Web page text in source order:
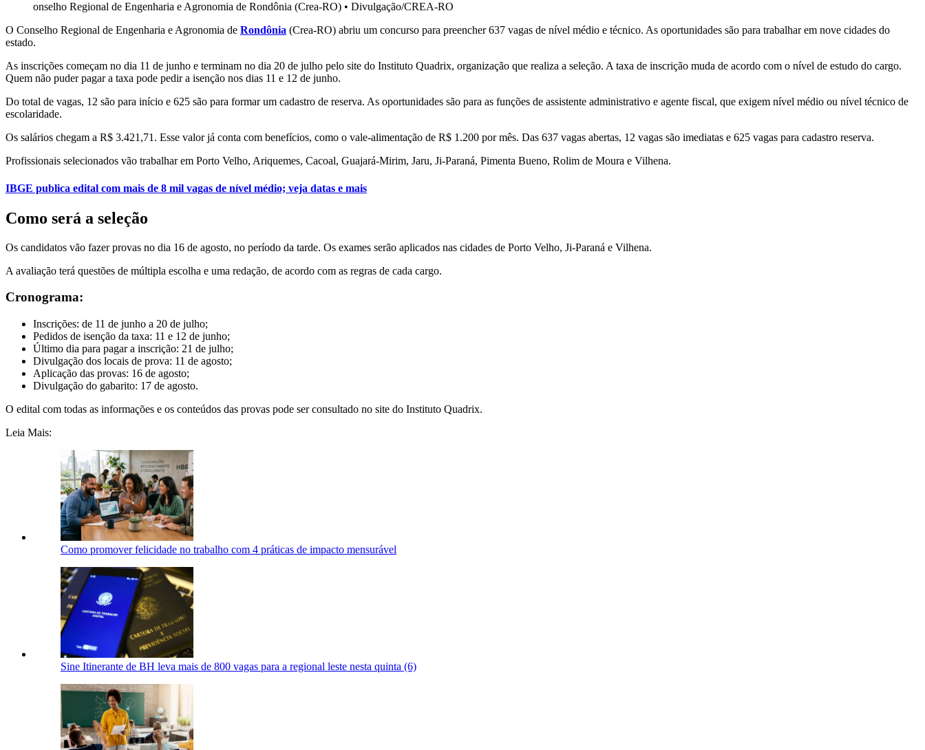
onselho Regional de Engenharia e Agronomia de Rondônia (Crea-RO) • Divulgação/CREA-RO
O Conselho Regional de Engenharia e Agronomia de Rondônia (Crea-RO) abriu um concurso para preencher 637 vagas de nível médio e técnico. As oportunidades são para trabalhar em nove cidades do
estado.
As inscrições começam no dia 11 de junho e terminam no dia 20 de julho pelo site do Instituto Quadrix, organização que realiza a seleção. A taxa de inscrição muda de acordo com o nível de estudo do cargo.
Quem não puder pagar a taxa pode pedir a isenção nos dias 11 e 12 de junho.
Do total de vagas, 12 são para início e 625 são para formar um cadastro de reserva. As oportunidades são para as funções de assistente administrativo e agente fiscal, que exigem nível médio ou nível técnico de
escolaridade.
Os salários chegam a R$ 3.421,71. Esse valor já conta com benefícios, como o vale-alimentação de R$ 1.200 por mês. Das 637 vagas abertas, 12 vagas são imediatas e 625 vagas para cadastro reserva.
Profissionais selecionados vão trabalhar em Porto Velho, Ariquemes, Cacoal, Guajará-Mirim, Jaru, Ji-Paraná, Pimenta Bueno, Rolim de Moura e Vilhena.
IBGE publica edital com mais de 8 mil vagas de nível médio; veja datas e mais
Como será a seleção
Os candidatos vão fazer provas no dia 16 de agosto, no período da tarde. Os exames serão aplicados nas cidades de Porto Velho, Ji-Paraná e Vilhena.
A avaliação terá questões de múltipla escolha e uma redação, de acordo com as regras de cada cargo.
Cronograma:
Inscrições: de 11 de junho a 20 de julho;
Pedidos de isenção da taxa: 11 e 12 de junho;
Último dia para pagar a inscrição: 21 de julho;
Divulgação dos locais de prova: 11 de agosto;
Aplicação das provas: 16 de agosto;
Divulgação do gabarito: 17 de agosto.
O edital com todas as informações e os conteúdos das provas pode ser consultado no site do Instituto Quadrix.
Leia Mais:
Como promover felicidade no trabalho com 4 práticas de impacto mensurável
Sine Itinerante de BH leva mais de 800 vagas para a regional leste nesta quinta (6)